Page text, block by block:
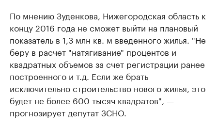
По мнению Зуденкова, Нижегородская область к
концу 2016 года не сможет выйти на плановый
показатель в 1,3 млн кв. м введенного жилья. "Не
беру в расчет "натягивание" процентов и
квадратных объемов за счет регистрации ранее
построенного и т.д. Если же брать
исключительно строительство нового жилья, это
будет не более 600 тысяч квадратов", —
прогнозирует депутат ЗСНО.